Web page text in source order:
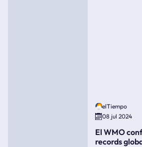
elTiempo
08 jul 2024
El WMO
records